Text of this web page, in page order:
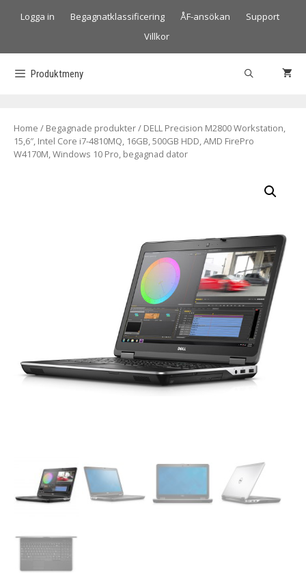
Logga in Begagnatklassificering ÅF-ansökan
Support
Villkor
Produktmeny
Home / Begagnade produkter/ DELL Precision M2800 Workstation,
15,6″, Intel Core i7-4810MQ, 16GB, 500GB HDD, AMD FirePro
W4170M, Windows 10 Pro, begagnad dator